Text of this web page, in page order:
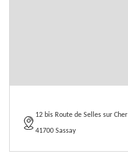
12 bis Route de Selles sur Cher
41700 Sassay